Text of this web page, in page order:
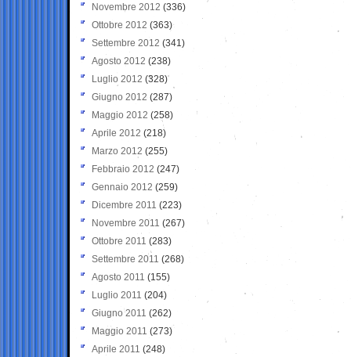
Novembre 2012 (336)
Ottobre 2012 (363)
Settembre 2012 (341)
Agosto 2012 (238)
Luglio 2012 (328)
Giugno 2012 (287)
Maggio 2012 (258)
Aprile 2012 (218)
Marzo 2012 (255)
Febbraio 2012 (247)
Gennaio 2012 (259)
Dicembre 2011 (223)
Novembre 2011 (267)
Ottobre 2011 (283)
Settembre 2011 (268)
Agosto 2011 (155)
Luglio 2011 (204)
Giugno 2011 (262)
Maggio 2011 (273)
Aprile 2011 (248)